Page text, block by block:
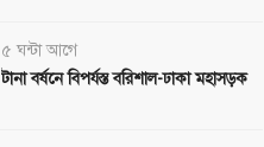
৫ ঘন্টা আগে
টানা বর্ষনে বিপর্যস্ত বরিশাল-ঢাকা মহাসড়ক